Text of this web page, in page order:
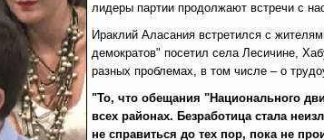
лидеры партии продолжают встречи с
Ираклий Аласания встретился с
демократов" посетил села Лесичине,
разных проблемах, в том числе – о
"То, что обещания "Национального
всех районах. Безработица стала
не справиться до тех пор, пока не